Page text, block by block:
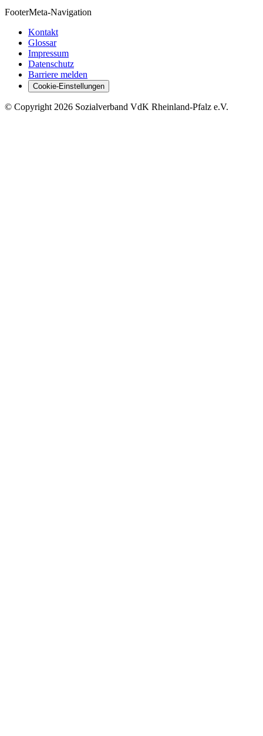
FooterMeta-Navigation
Kontakt
Glossar
Impressum
Datenschutz
Barriere melden
Cookie-Einstellungen
© Copyright 2026 Sozialverband VdK Rheinland-Pfalz e.V.